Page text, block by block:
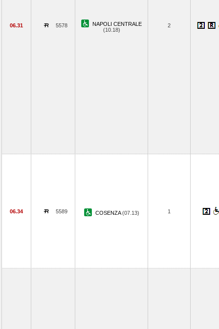
06.31 5578
NAPOLI CENTRALE
(10.18)
2
06.34 5589 COSENZA(07.13) 1